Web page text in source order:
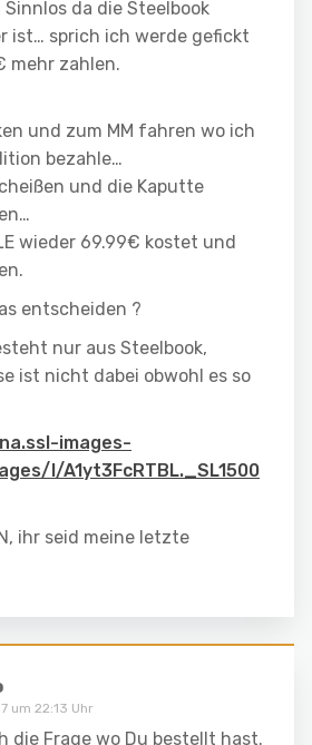
da die Steelbook
ist… sprich ich werde gefickt
mehr zahlen.
und zum MM fahren wo ich
bezahle…
und die Kaputte
wieder 69.99€ kostet und
entscheiden ?
nur aus Steelbook,
ist nicht dabei obwohl es so
images-
I/A1yt3FcRTBL._SL1500
ihr seid meine letzte
um 22:13 Uhr
die Frage wo Du bestellt hast.